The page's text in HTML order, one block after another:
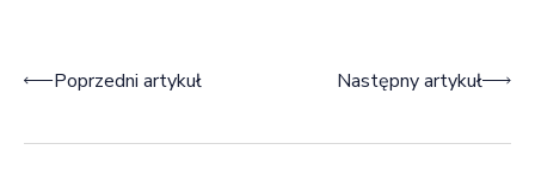
Nawigacja wpisu
Poprzedni artykuł Następny artykuł